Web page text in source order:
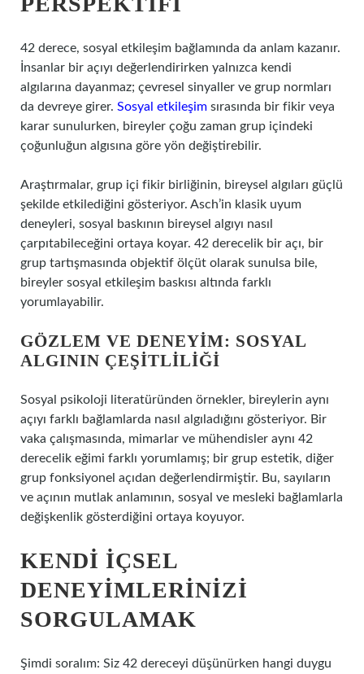
42 derece, sosyal etkileşim bağlamında da anlam kazanır.
İnsanlar bir açıyı değerlendirirken yalnızca kendi
algılarına dayanmaz; çevresel sinyaller ve grup normları
da devreye girer. Sosyal etkileşim sırasında bir fikir veya
karar sunulurken, bireyler çoğu zaman grup içindeki
çoğunluğun algısına göre yön değiştirebilir.
Araştırmalar, grup içi fikir birliğinin, bireysel algıları güçlü
şekilde etkilediğini gösteriyor. Asch’in klasik uyum
deneyleri, sosyal baskının bireysel algıyı nasıl
çarpıtabileceğini ortaya koyar. 42 derecelik bir açı, bir
grup tartışmasında objektif ölçüt olarak sunulsa bile,
bireyler sosyal etkileşim baskısı altında farklı
yorumlayabilir.
GÖZLEM VE DENEYIM: SOSYAL
ALGININ ÇEŞITLILIĞI
Sosyal psikoloji literatüründen örnekler, bireylerin aynı
açıyı farklı bağlamlarda nasıl algıladığını gösteriyor. Bir
vaka çalışmasında, mimarlar ve mühendisler aynı 42
derecelik eğimi farklı yorumlamış; bir grup estetik, diğer
grup fonksiyonel açıdan değerlendirmiştir. Bu, sayıların
ve açının mutlak anlamının, sosyal ve mesleki bağlamlarla
değişkenlik gösterdiğini ortaya koyuyor.
KENDI İÇSEL
DENEYIMLERINIZI
SORGULAMAK
Şimdi soralım: Siz 42 dereceyi düşünürken hangi duygu